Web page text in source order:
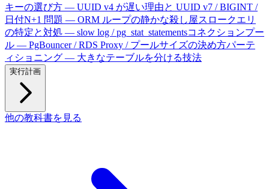
キーの選び方 — UUID v4 が遅い理由と UUID v7 / BIGINT /
日付N+1 問題 — ORM ループの静かな殺し屋スロークエリ
の特定と対処 — slow log / pg_stat_statementsコネクションプー
ル — PgBouncer / RDS Proxy / プールサイズの決め方パーテ
ィショニング — 大きなテーブルを分ける技法
実行計画
他の教科書を見る